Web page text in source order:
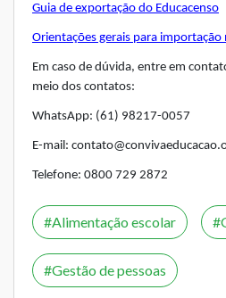
Guia de exportação do Educacenso
Orientações gerais para importação
Em caso de dúvida, entre em
meio dos contatos:
WhatsApp: (61) 98217-0057
E-mail:
Telefone: 0800 729 2872
Alimentação escolar
Gestão de pessoas